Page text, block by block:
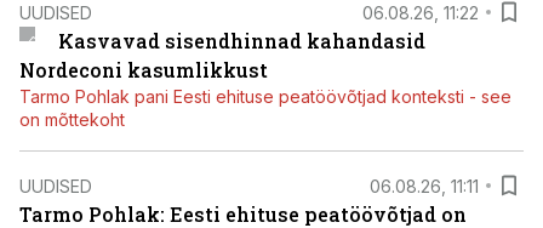
UUDISED 06.08.26, 11:22
Kasvavad sisendhinnad kahandasid
Nordeconi kasumlikkust
Tarmo Pohlak pani Eesti ehituse peatöövõtjad konteksti - see
on mõttekoht
UUDISED 06.08.26, 11:11
Tarmo Pohlak: Eesti ehituse peatöövõtjad on